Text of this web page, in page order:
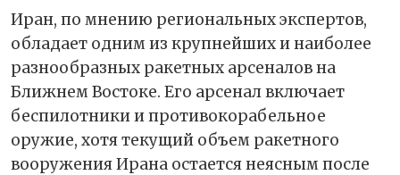
Иран, по мнению региональных экспертов,
обладает одним из крупнейших и наиболее
разнообразных ракетных арсеналов на
Ближнем Востоке. Его арсенал включает
беспилотники и противокорабельное
оружие, хотя текущий объем ракетного
вооружения Ирана остается неясным после